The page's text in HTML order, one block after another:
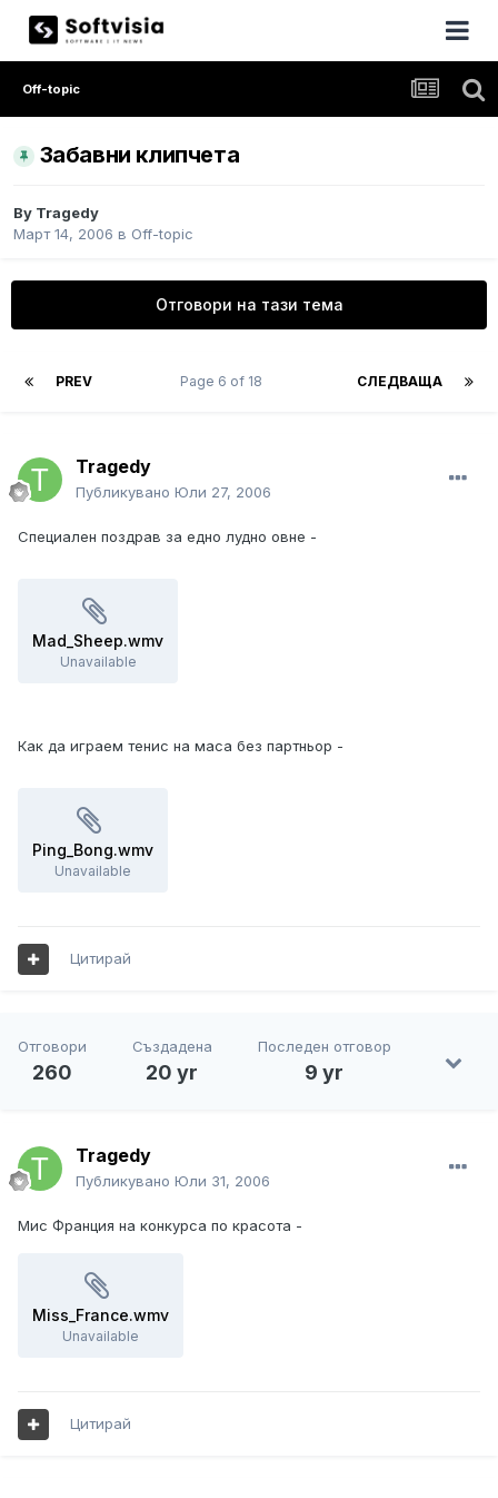
Off-topic
Забавни клипчета
By Tragedy
Март 14, 2006 в Off-topic
Отговори на тази тема
PREV СЛЕДВАЩА
Page 6 of 18
Tragedy
Публикувано Юли 27, 2006
Специален поздрав за едно лудно овне -
Mad_Sheep.wmv
Unavailable
Как да играем тенис на маса без партньор -
Ping_Bong.wmv
Unavailable
Цитирай
Отговори
260
Създадена
20 yr
Последен отговор
9 yr
Tragedy
Публикувано Юли 31, 2006
Мис Франция на конкурса по красота -
Miss_France.wmv
Unavailable
Цитирай